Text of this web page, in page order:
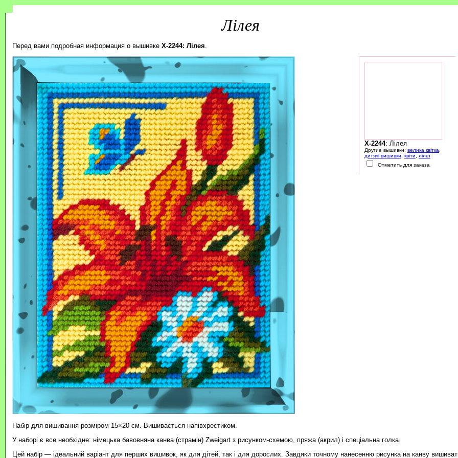
Лілея
Перед вами подробная информация о вышивке X-2244: Лілея
X-2244: Лілея
Другие вышивки: велика квітка
дитячі вишивки
квіти
лілеї
Отметить для заказа
Набір для вишивання розміром 15×20 см. Вишивається напівхрестиком.
У наборі є все необхідне: німецька бавовняна канва (страмін) Zweigart з рисунком-схемою, пряжа (акрил) і спеціальна голка.
Цей набір — ідеальний варіант для перших вишивок, як для дітей, так і для дорослих. Завдяки точному нанесенню рисунка на канву